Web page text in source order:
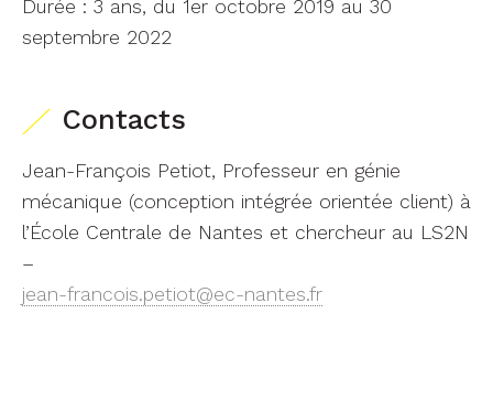
Durée : 3 ans, du 1er octobre 2019 au 30
septembre 2022
Contacts
Jean-François Petiot, Professeur en génie
mécanique (conception intégrée orientée client) à
l’École Centrale de Nantes et chercheur au LS2N
–
jean-francois.petiot@ec-nantes.fr